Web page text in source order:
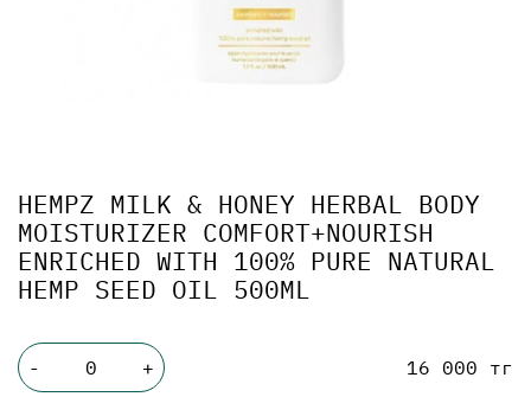
HEMPZ MILK & HONEY HERBAL BODY
MOISTURIZER COMFORT+NOURISH
ENRICHED WITH 100% PURE NATURAL
HEMP SEED OIL 500ML
- + 16 000 тг